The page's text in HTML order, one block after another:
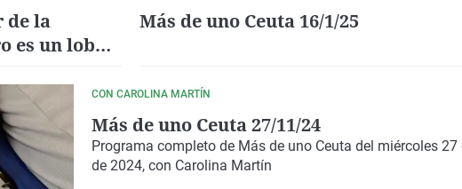
de la
es un lobo
Más de uno Ceuta 16/1/25
CON CAROLINA MARTÍN
Más de uno Ceuta 27/11/24
Programa completo de Más de uno Ceuta del miércoles 27
de 2024, con Carolina Martín